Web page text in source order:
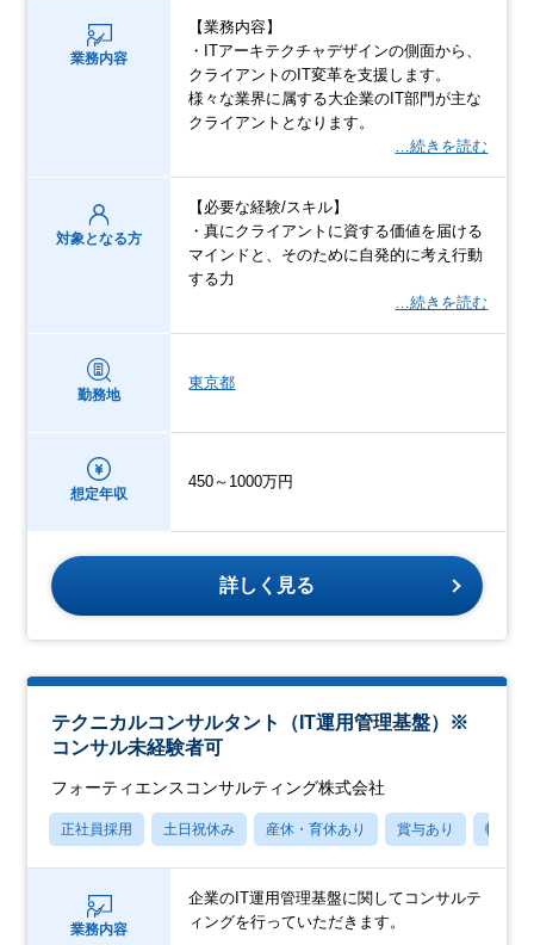
業務内容
【業務内容】
・ITアーキテクチャデザインの側面から、
クライアントのIT変革を支援します。
様々な業界に属する大企業のIT部門が主な
クライアントとなります。
…続きを読む
対象となる方
【必要な経験/スキル】
・真にクライアントに資する価値を届ける
マインドと、そのために自発的に考え行動
する力
…続きを読む
勤務地
東京都
想定年収
450～1000万円
詳しく見る
テクニカルコンサルタント（IT運用管理基盤）※
コンサル未経験者可
フォーティエンスコンサルティング株式会社
正社員採用 土日祝休み 産休・育休あり 賞与あり 転勤な
業務内容
企業のIT運用管理基盤に関してコンサルテ
ィングを行っていただきます。